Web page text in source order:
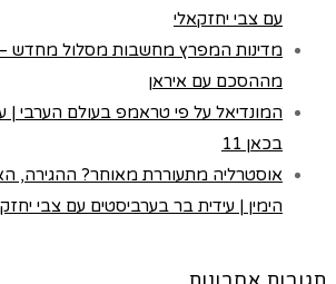
עם צבי יחזקאלי
מדינות המפרץ מחשבות מסלול מחדש –
מההסכם עם איראן
המונדיאל על פי טראמפ בעולם הערבי |
בכאן 11
אוסטרליה מתעוררת מאוחר? ההגירה,
הימין | עידית בר בערביסטים עם צבי